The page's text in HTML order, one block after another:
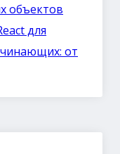
объектов
для
от